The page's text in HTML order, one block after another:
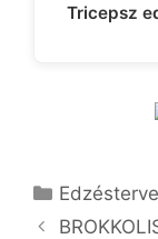
Tricepsz
Kategória